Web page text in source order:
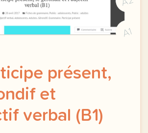
A1
présent,
et
verbal (B1)